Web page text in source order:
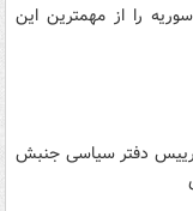
را از مهمترین این
رییس دفتر سیاسی جنبش